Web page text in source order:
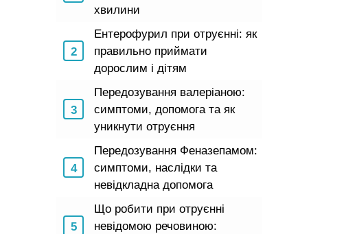
хвилини
Ентерофурил при отруєнні: як
правильно приймати
дорослим і дітям
Передозування валеріаною:
симптоми, допомога та як
уникнути отруєння
Передозування Феназепамом:
симптоми, наслідки та
невідкладна допомога
Що робити при отруєнні
невідомою речовиною: